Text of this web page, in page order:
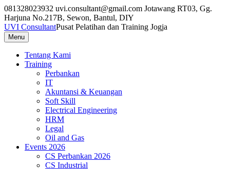
Skip
to
content
081328023932 uvi.consultant@gmail.com Jotawang RT03, Gg.
Harjuna No.217B, Sewon, Bantul, DIY
UVI ConsultantPusat Pelatihan dan Training Jogja
Menu
Tentang Kami
Training
Perbankan
IT
Akuntansi & Keuangan
Soft Skill
Electrical Engineering
HRM
Legal
Oil and Gas
Events 2026
CS Perbankan 2026
CS Industrial